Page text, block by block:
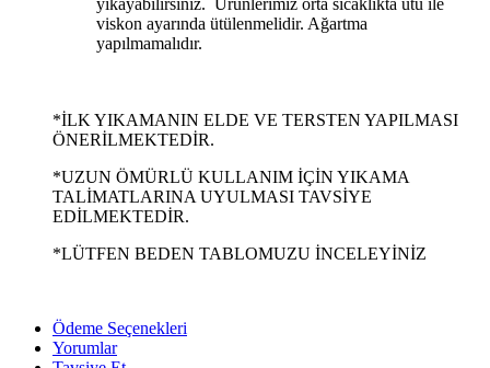
viskon ayarında ütülenmelidir. Ağartma
yapılmamalıdır.
*İLK YIKAMANIN ELDE VE TERSTEN YAPILMASI
ÖNERİLMEKTEDİR.
*UZUN ÖMÜRLÜ KULLANIM İÇİN YIKAMA
TALİMATLARINA UYULMASI TAVSİYE
EDİLMEKTEDİR.
*LÜTFEN BEDEN TABLOMUZU İNCELEYİNİZ
Ödeme Seçenekleri
Yorumlar